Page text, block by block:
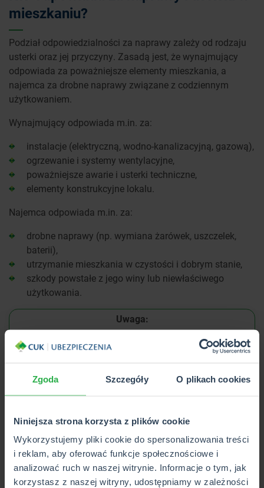
Zgoda Szczegóły O plikach cookies
Niniejsza strona korzysta z plików cookie
Wykorzystujemy pliki cookie do spersonalizowania treści
i reklam, aby oferować funkcje społecznościowe i
analizować ruch w naszej witrynie. Informacje o tym, jak
korzystasz z naszej witryny, udostępniamy w zależności
mieszkaniu?
Podział odpowiedzialności za naprawy zależy od rodzaju
usterki oraz jej przyczyny. Zasadą jest, że wynajmujący
odpowiada za poważniejsze elementy mieszkania, a
najemca za drobne naprawy związane z codziennym
użytkowaniem.
Wynajmujący odpowiada m.in. za:
instalacje (elektryczną, wodno-kanalizacyjną, gazową),
ogrzewanie i systemy wentylacyjne,
poważniejsze awarie i usterki techniczne,
elementy konstrukcyjne lokalu.
Najemca odpowiada m.in. za:
drobne naprawy (np. wymiana żarówek, uszczelek,
baterii),
utrzymanie mieszkania w czystości i dobrym stanie,
szkody powstałe z jego winy lub niewłaściwego
użytkowania.
Uwaga:
W przypadku awarii, najemca ma obowiązek
niezwłocznie poinformować o niej właściciela. Jeśli
rura), a właściciel nie reaguje, najemca może dokonać
naprawy na jego koszt, o ile wcześniej go o tym uprzedził.
Czym jest normalna eksploatacja
mieszkania?
Pojęcie normalnej eksploatacji odnosi się do naturalnego